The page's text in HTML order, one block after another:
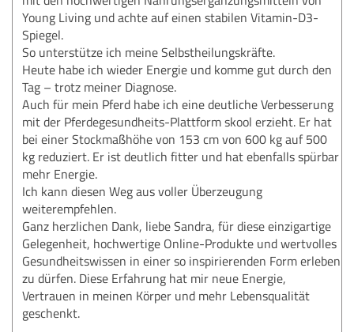
Young Living und achte auf einen stabilen Vitamin-D3-
Spiegel.
So unterstütze ich meine Selbstheilungskräfte.
Heute habe ich wieder Energie und komme gut durch den
Tag – trotz meiner Diagnose.
Auch für mein Pferd habe ich eine deutliche Verbesserung
mit der Pferdegesundheits-Plattform skool erzieht. Er hat
bei einer Stockmaßhöhe von 153 cm von 600 kg auf 500
kg reduziert. Er ist deutlich fitter und hat ebenfalls spürbar
mehr Energie.
Ich kann diesen Weg aus voller Überzeugung
weiterempfehlen.
Ganz herzlichen Dank, liebe Sandra, für diese einzigartige
Gelegenheit, hochwertige Online-Produkte und wertvolles
Gesundheitswissen in einer so inspirierenden Form erleben
zu dürfen. Diese Erfahrung hat mir neue Energie,
Vertrauen in meinen Körper und mehr Lebensqualität
geschenkt.